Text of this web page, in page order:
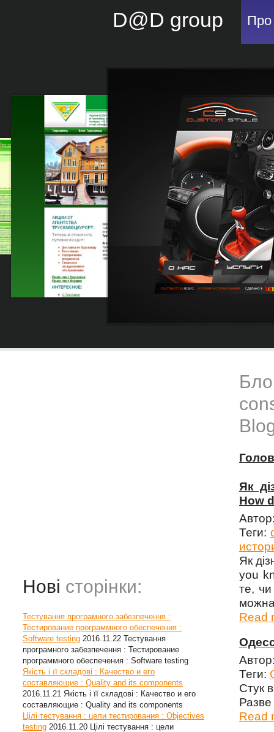
D@D group Про
Нові сторінки:
Тестування програмного забезпечення :
Тестирование программного обеспечения :
Software testing 2016.11.22 Тестування
програмного забезпечення : Тестирование
программного обеспечения : Software testing
Якість і її складові : Качество и его
составляющие : Quality and its components
2016.11.21 Якість і її складові : Качество и его
составляющие : Quality and its components
Цілі тестування : цели тестирования : Objectives
testing 2016.11.20 Цілі тестування : цели
Як
How
Теги:
Як
you
те, чи
Read
Теги:
Стук
Read